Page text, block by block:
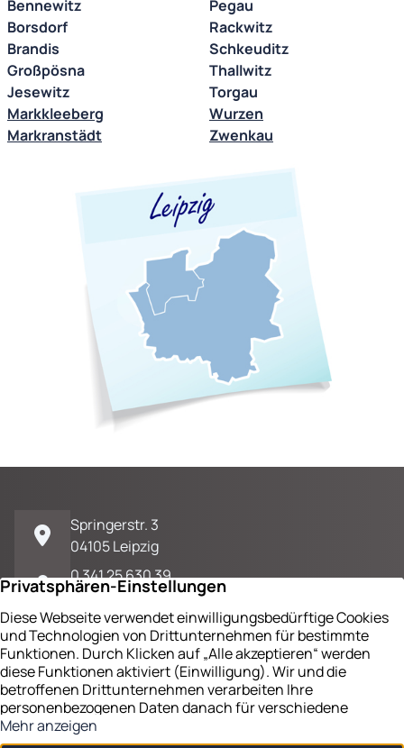
Bennewitz
Borsdorf
Brandis
Großpösna
Jesewitz
Markkleeberg
Markranstädt
Pegau
Rackwitz
Schkeuditz
Thallwitz
Torgau
Wurzen
Zwenkau
Springerstr. 3
04105 Leipzig
0 341 25 630 39
E-Mail / Kontakt
Impressum
Datenschutz